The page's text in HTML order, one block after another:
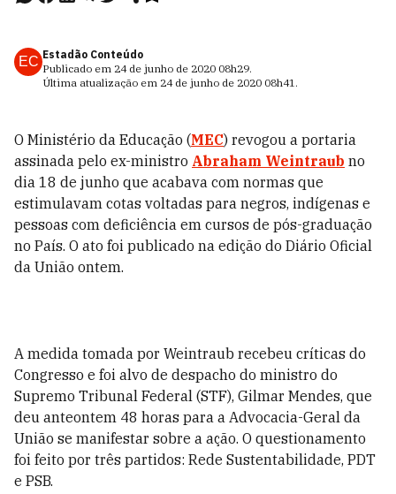
EC Estadão Conteúdo
Publicado em 24 de junho de 2020 08h29.
Última atualização em 24 de junho de 2020 08h41.
O Ministério da Educação (MEC) revogou a portaria
assinada pelo ex-ministro Abraham Weintraub no
dia 18 de junho que acabava com normas que
estimulavam cotas voltadas para negros, indígenas e
pessoas com deficiência em cursos de pós-graduação
no País. O ato foi publicado na edição do Diário Oficial
da União ontem.
A medida tomada por Weintraub recebeu críticas do
Congresso e foi alvo de despacho do ministro do
Supremo Tribunal Federal (STF), Gilmar Mendes, que
deu anteontem 48 horas para a Advocacia-Geral da
União se manifestar sobre a ação. O questionamento
foi feito por três partidos: Rede Sustentabilidade, PDT
e PSB.